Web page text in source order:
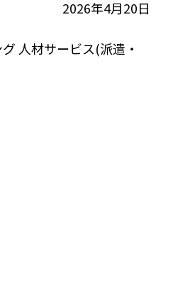
2026年4月20日
人材サービス(派遣・